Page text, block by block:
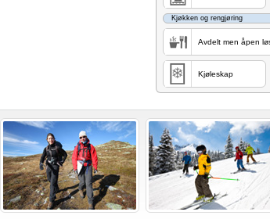
Kjøkken og rengjøring
Avdelt men åpen
Kjøleskap